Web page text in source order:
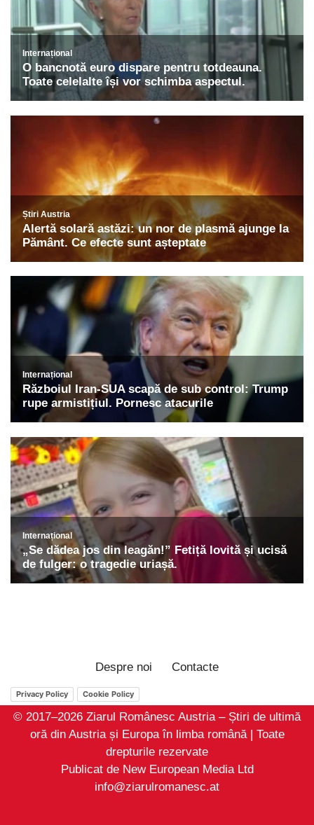
Despre noi Contacte
Privacy Policy Cookie Policy
© 2017–2026 Ziarul Românesc Austria – Știri de ultimă
oră din Austria și Europa în limba română | Toate
drepturile rezervate
Publicat de New European Media Ltd
info@ziarulromanesc.at